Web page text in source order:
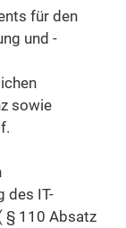
für den
und -
sowie
des IT-
§ 110 Absatz